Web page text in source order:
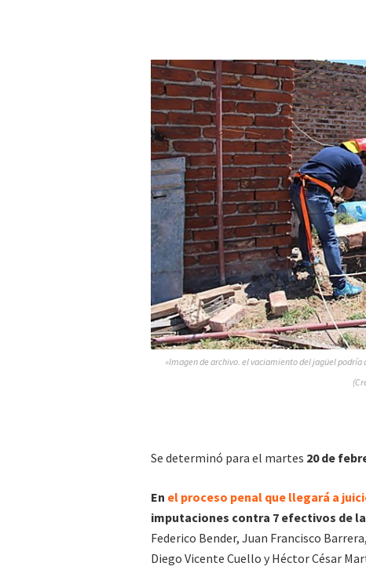
»Imagen de archivo. el vaciamiento del jagüel
Se determinó para el martes 20 de
En el proceso penal que llegará a
imputaciones contra 7 efectivos de
Federico Bender, Juan Francisco
Diego Vicente Cuello y Héctor César